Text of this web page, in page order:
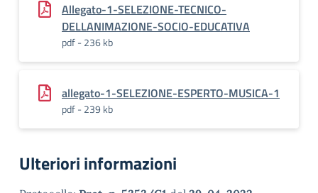
Allegato-1-SELEZIONE-TECNICO-
DELLANIMAZIONE-SOCIO-EDUCATIVA
pdf - 236 kb
allegato-1-SELEZIONE-ESPERTO-MUSICA-1
pdf - 239 kb
Ulteriori informazioni